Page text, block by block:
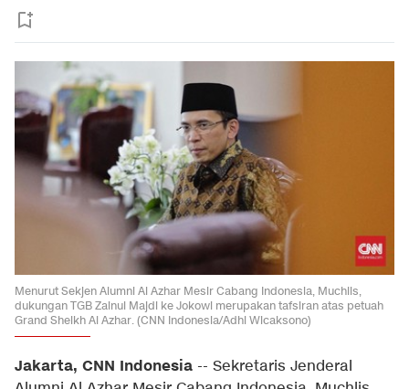
Menurut Sekjen Alumni Al Azhar Mesir Cabang Indonesia, Muchlis,
dukungan TGB Zainul Majdi ke Jokowi merupakan tafsiran atas petuah
Grand Sheikh Al Azhar. (CNN Indonesia/Adhi Wicaksono)
Jakarta, CNN Indonesia -- Sekretaris Jenderal